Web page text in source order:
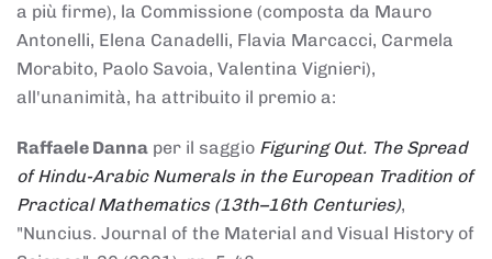
a più firme), la Commissione (composta da Mauro
Antonelli, Elena Canadelli, Flavia Marcacci, Carmela
Morabito, Paolo Savoia, Valentina Vignieri),
all'unanimità, ha attribuito il premio a:
Raffaele Danna per il saggio Figuring Out. The Spread
of Hindu-Arabic Numerals in the European Tradition of
Practical Mathematics (13th–16th Centuries),
"Nuncius. Journal of the Material and Visual History of